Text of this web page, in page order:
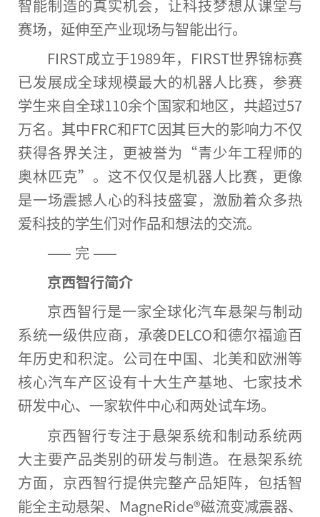
智能制造的真实机会，让科技梦想从课堂与
赛场，延伸至产业现场与智能出行。
FIRST成立于1989年，FIRST世界锦标赛
已发展成全球规模最大的机器人比赛，参赛
学生来自全球110余个国家和地区，共超过57
万名。其中FRC和FTC因其巨大的影响力不仅
获得各界关注，更被誉为“青少年工程师的
奥林匹克”。这不仅仅是机器人比赛，更像
是一场震撼人心的科技盛宴，激励着众多热
爱科技的学生们对作品和想法的交流。
—— 完 ——
京西智行简介
京西智行是一家全球化汽车悬架与制动
系统一级供应商，承袭DELCO和德尔福逾百
年历史和积淀。公司在中国、北美和欧洲等
核心汽车产区设有十大生产基地、七家技术
研发中心、一家软件中心和两处试车场。
京西智行专注于悬架系统和制动系统两
大主要产品类别的研发与制造。在悬架系统
方面，京西智行提供完整产品矩阵，包括智
能全主动悬架、MagneRide®磁流变减震器、